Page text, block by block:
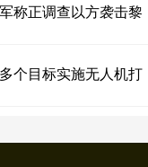
称正调查以方袭击黎
个目标实施无人机打